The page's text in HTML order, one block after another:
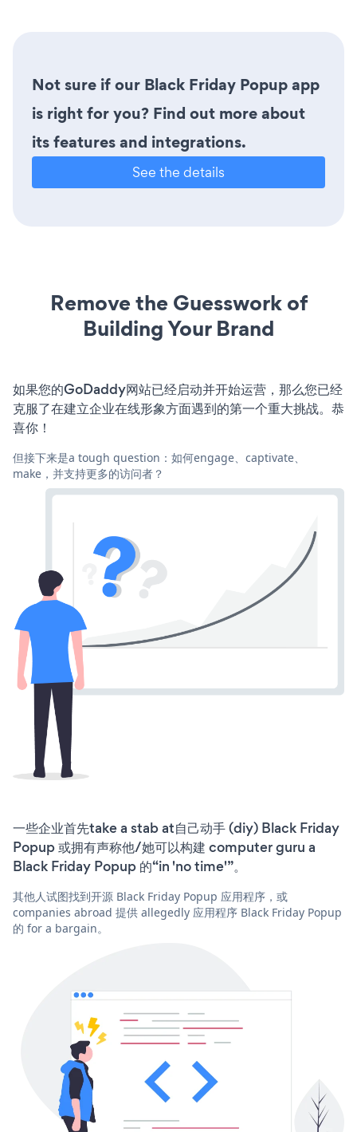
Not sure if our Black Friday Popup app
is right for you? Find out more about
its features and integrations.
See the details
Remove the Guesswork of
Building Your Brand
如果您的GoDaddy网站已经启动并开始运营，那么您已经
克服了在建立企业在线形象方面遇到的第一个重大挑战。恭
喜你！
但接下来是a tough question：如何engage、captivate、
make，并支持更多的访问者？
一些企业首先take a stab at自己动手 (diy) Black Friday
Popup 或拥有声称他/她可以构建 computer guru a
Black Friday Popup 的“in 'no time'”。
其他人试图找到开源 Black Friday Popup 应用程序，或
companies abroad 提供 allegedly 应用程序 Black Friday Popup
的 for a bargain。